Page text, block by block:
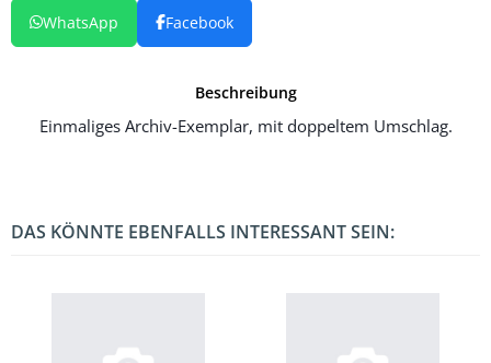
Beschreibung
Einmaliges Archiv-Exemplar, mit doppeltem Umschlag.
WhatsApp Facebook
DAS KÖNNTE EBENFALLS INTERESSANT SEIN: